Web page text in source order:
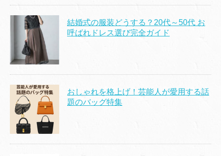
結婚式の服装どうする？20代～50代 お
呼ばれドレス選び完全ガイド
おしゃれを格上げ！芸能人が愛用する話
題のバッグ特集